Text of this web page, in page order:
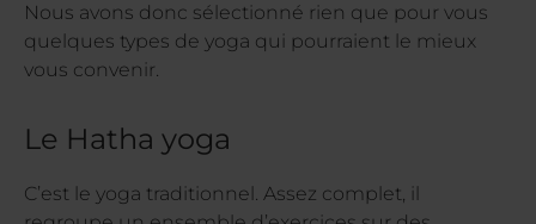
Nous avons donc sélectionné rien que pour vous
quelques types de yoga qui pourraient le mieux
vous convenir.
Le Hatha yoga
C’est le yoga traditionnel. Assez complet, il